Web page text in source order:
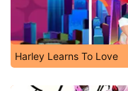
Harley Learns To Love